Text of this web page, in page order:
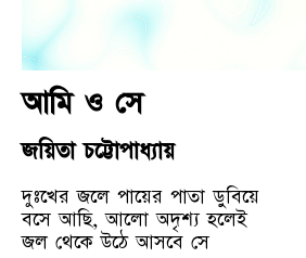
আমি ও সে
জয়িতা চট্টোপাধ্যায়
দুঃখের জলে পায়ের পাতা ডুবিয়ে
বসে আছি, আলো অদৃশ্য হলেই
জল থেকে উঠে আসবে সে